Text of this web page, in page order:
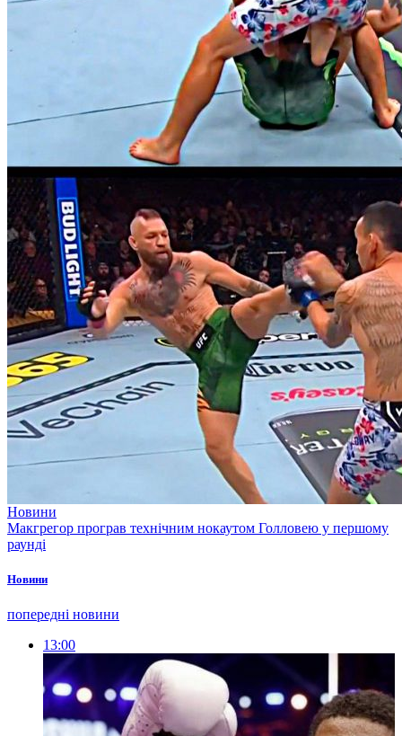
Новини
Макгрегор програв технічним нокаутом Голловею у першому
раунді
Новини
попередні новини
13:00